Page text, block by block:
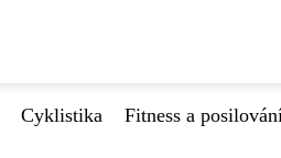
Cyklistika Fitness a